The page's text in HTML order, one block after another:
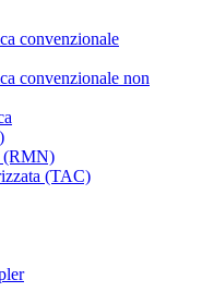
convenzionale
convenzionale non
(RMN)
(TAC)